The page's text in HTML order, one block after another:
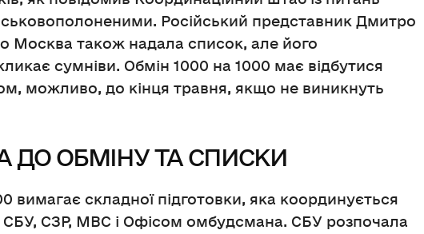
Російський представник Дмитро
Москва також надала список, але його
сумніви. Обмін 1000 на 1000 має відбутися
можливо, до кінця травня, якщо не виникнуть
ДО ОБМІНУ ТА СПИСКИ
вимагає складної підготовки, яка координується
СБУ, СЗР, МВС і Офісом омбудсмана. СБУ розпочала